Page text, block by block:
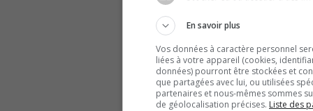
En savoir plus
Vos données à caractère personnel
liées à votre appareil (cookies,
données) pourront être stockées et
que partagées avec lui, ou utilisées
partenaires et nous-mêmes sommes
de géolocalisation précises. Liste des